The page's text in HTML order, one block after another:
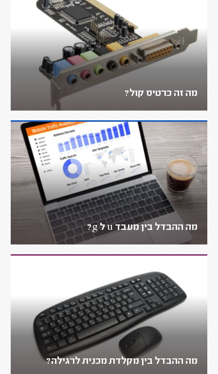
מה זה כרטיס קול?
מה ההבדל בין מעבד u ל g?
מה ההבדל בין מקלדת מכנית לרגילה?